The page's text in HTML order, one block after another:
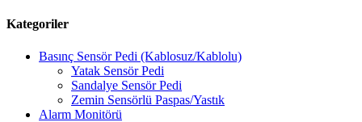
Kategoriler
Basınç Sensör Pedi (Kablosuz/Kablolu)
Yatak Sensör Pedi
Sandalye Sensör Pedi
Zemin Sensörlü Paspas/Yastık
Alarm Monitörü